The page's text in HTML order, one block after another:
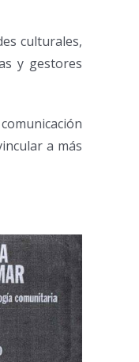
culturales,
y gestores
a más